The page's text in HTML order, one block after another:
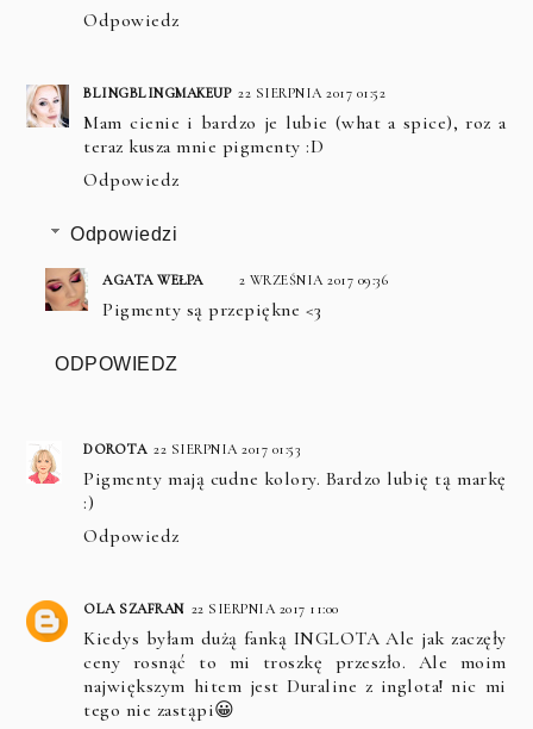
Odpowiedz
BLINGBLINGMAKEUP 22 SIERPNIA 2017 01:52
Mam cienie i bardzo je lubie (what a spice), roz a
teraz kusza mnie pigmenty :D
Odpowiedz
Odpowiedzi
AGATA WEŁPA 2 WRZEŚNIA 2017 09:36
Pigmenty są przepiękne <3
ODPOWIEDZ
DOROTA 22 SIERPNIA 2017 01:53
Pigmenty mają cudne kolory. Bardzo lubię tą markę
:)
Odpowiedz
OLA SZAFRAN 22 SIERPNIA 2017 11:00
Kiedys byłam dużą fanką INGLOTA Ale jak zaczęły
ceny rosnąć to mi troszkę przeszło. Ale moim
największym hitem jest Duraline z inglota! nic mi
tego nie zastąpi😀